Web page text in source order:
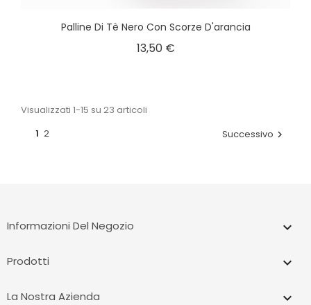
Palline Di Tè Nero Con Scorze D'arancia
13,50 €
Visualizzati 1-15 su 23 articoli
1 2 Successivo 
Informazioni Del Negozio keyboard_arrow_down
Prodotti 
La Nostra Azienda 